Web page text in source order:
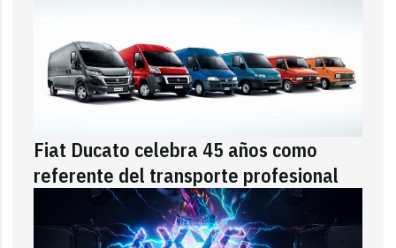
Fiat Ducato celebra 45 años como
referente del transporte profesional